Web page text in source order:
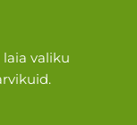
valiku